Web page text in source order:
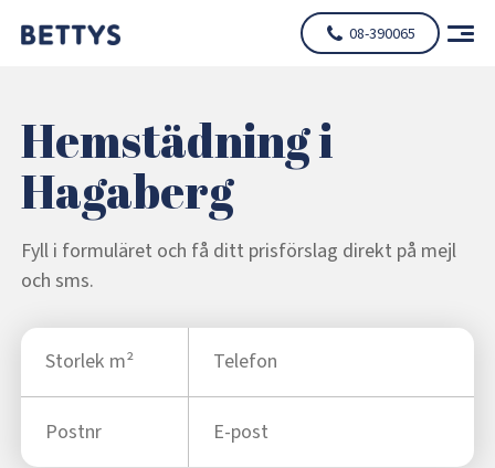
08-390065
Hemstädning i
Hagaberg
Fyll i formuläret och få ditt prisförslag direkt på mejl
och sms.